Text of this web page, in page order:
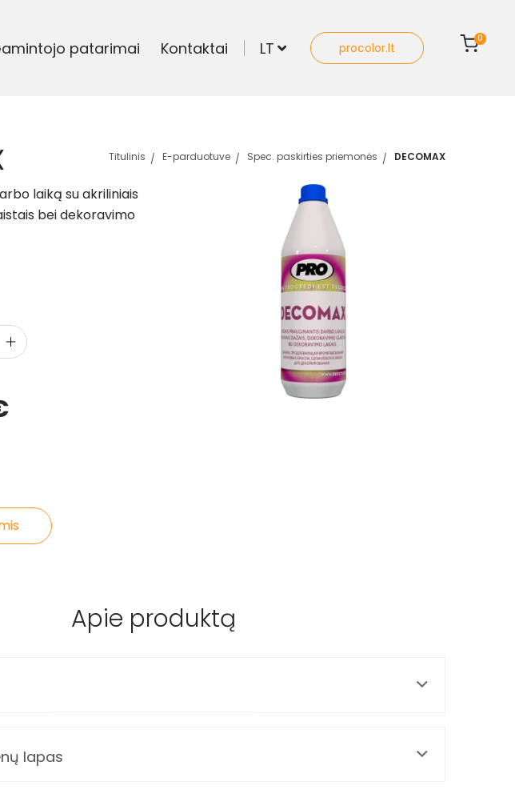
patarimai Kontaktai LT procolor.lt
0
Titulinis E-parduotuve Spec. paskirties priemonės DECOMAX
laiką su akriliniais
bei dekoravimo
Apie produktą
lapas